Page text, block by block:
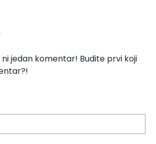
jedan komentar! Budite prvi koji